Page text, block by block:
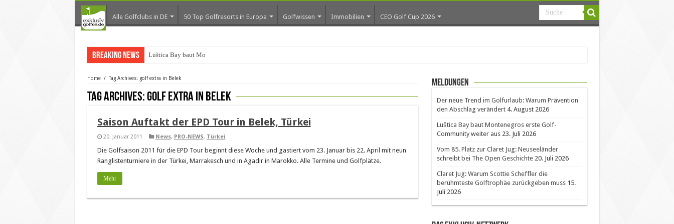
Alle Golfclubs in DE 50 Top Golfresorts in Europa Golfwissen Immobilien CEO Golf Cup 2026
Breaking News Luštica Bay baut Montenegro
Home / Tag Archives: golf extra in Belek
Tag Archives:golf extra in Belek
Saison Auftakt der EPD Tour in Belek, Türkei
20. Januar 2011 News, PRO-NEWS, Türkei
Die Golfsaison 2011 für die EPD Tour beginnt diese Woche und gastiert vom 23. Januar bis 22. April mit neun
Ranglistenturniere in der Türkei, Marrakesch und in Agadir in Marokko. Alle Termine und Golfplätze.
Mehr
Meldungen
Der neue Trend im Golfurlaub: Warum Prävention
den Abschlag verändert 4. August 2026
Luštica Bay baut Montenegros erste Golf-
Community weiter aus 23. Juli 2026
Vom 85. Platz zur Claret Jug: Neuseeländer
schreibt bei The Open Geschichte 20. Juli 2026
Claret Jug: Warum Scottie Scheffler die
berühmteste Golftrophäe zurückgeben muss 15.
Juli 2026